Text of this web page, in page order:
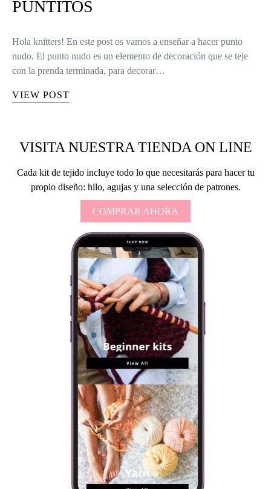
PUNTITOS
Hola knitters! En este post os vamos a enseñar a hacer punto
nudo. El punto nudo es un elemento de decoración que se teje
con la prenda terminada, para decorar…
VIEW POST
VISITA NUESTRA TIENDA ON LINE
Cada kit de tejido incluye todo lo que necesitarás para hacer tu
propio diseño: hilo, agujas y una selección de patrones.
COMPRAR AHORA